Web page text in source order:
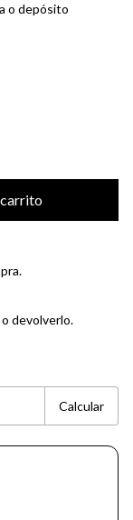
o depósito
devolverlo.
Calcular